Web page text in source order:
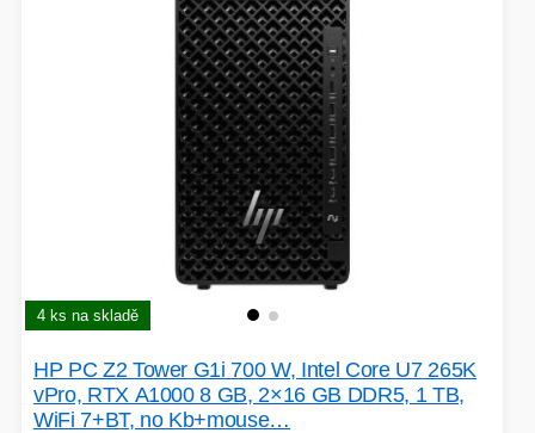
HERNÍ CASE
HERNÍ ROUTERY
CHYTRÁ ELEKTRONIKA
ZVONKY
KOLOBĚŽKY
ADAPTÉRY USB/PCI
TLAKOVÉ HRNCE
4 ks na skladě
HP PC Z2 Tower G1i 700 W, Intel Core U7 265K
vPro, RTX A1000 8 GB, 2×16 GB DDR5, 1 TB,
WiFi 7+BT, no Kb+mouse…